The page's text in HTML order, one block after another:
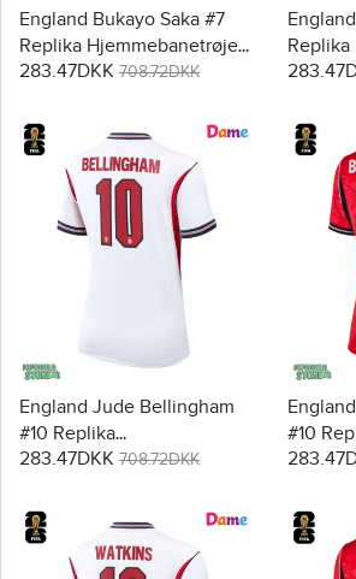
England Bukayo Saka #7
Replika Hjemmebanetrøje
Dame VM 2026 Kortærmet
283.47DKK 708.72DKK
Dame
England Jude Bellingham
#10 Replika
Hjemmebanetrøje Dame
283.47DKK 708.72DKK
#10
Dame